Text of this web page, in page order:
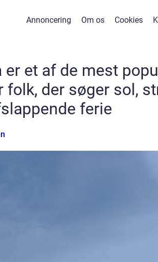
Annoncering Om os Cookies
er et af de mest
der søger sol,
ferie